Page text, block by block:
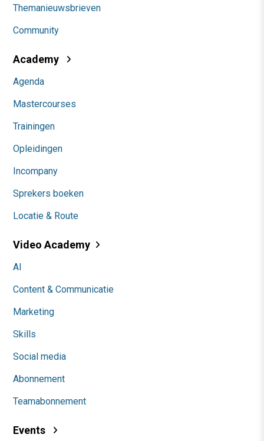
Themanieuwsbrieven
Community
Academy
Agenda
Mastercourses
Trainingen
Opleidingen
Incompany
Sprekers boeken
Locatie & Route
Video Academy
AI
Content & Communicatie
Marketing
Skills
Social media
Abonnement
Teamabonnement
Events